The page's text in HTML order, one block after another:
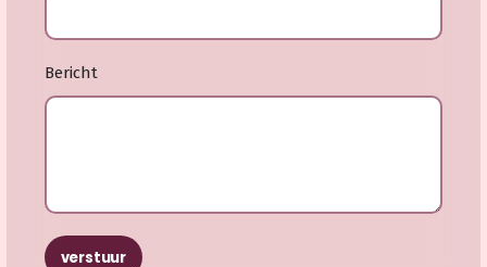
Bericht
verstuur